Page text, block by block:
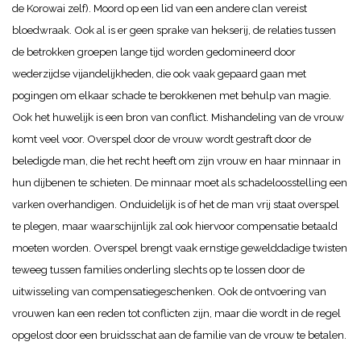
de Korowai zelf). Moord op een lid van een andere clan vereist
bloedwraak. Ook al is er geen sprake van hekserij, de relaties tussen
de betrokken groepen lange tijd worden gedomineerd door
wederzijdse vijandelijkheden, die ook vaak gepaard gaan met
pogingen om elkaar schade te berokkenen met behulp van magie.
Ook het huwelijk is een bron van conflict. Mishandeling van de vrouw
komt veel voor. Overspel door de vrouw wordt gestraft door de
beledigde man, die het recht heeft om zijn vrouw en haar minnaar in
hun dijbenen te schieten. De minnaar moet als schadeloosstelling een
varken overhandigen. Onduidelijk is of het de man vrij staat overspel
te plegen, maar waarschijnlijk zal ook hiervoor compensatie betaald
moeten worden. Overspel brengt vaak ernstige gewelddadige twisten
teweeg tussen families onderling slechts op te lossen door de
uitwisseling van compensatiegeschenken. Ook de ontvoering van
vrouwen kan een reden tot conflicten zijn, maar die wordt in de regel
opgelost door een bruidsschat aan de familie van de vrouw te betalen.